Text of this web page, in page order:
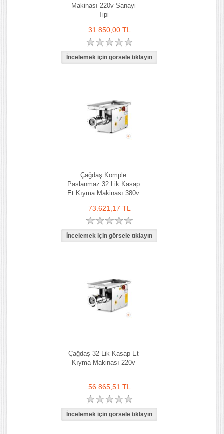
Makinası 220v Sanayi
Tipi
31.850,00 TL
Çağdaş Komple
Paslanmaz 32 Lik Kasap
Et Kıyma Makinası 380v
73.621,17 TL
Çağdaş 32 Lik Kasap Et
Kıyma Makinası 220v
56.865,51 TL